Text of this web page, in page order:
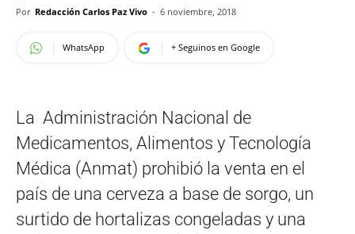
Por Redacción Carlos Paz Vivo - 6 noviembre, 2018
WhatsApp + Seguinos en Google
La Administración Nacional de
Medicamentos, Alimentos y Tecnología
Médica (Anmat) prohibió la venta en el
país de una cerveza a base de sorgo, un
surtido de hortalizas congeladas y una